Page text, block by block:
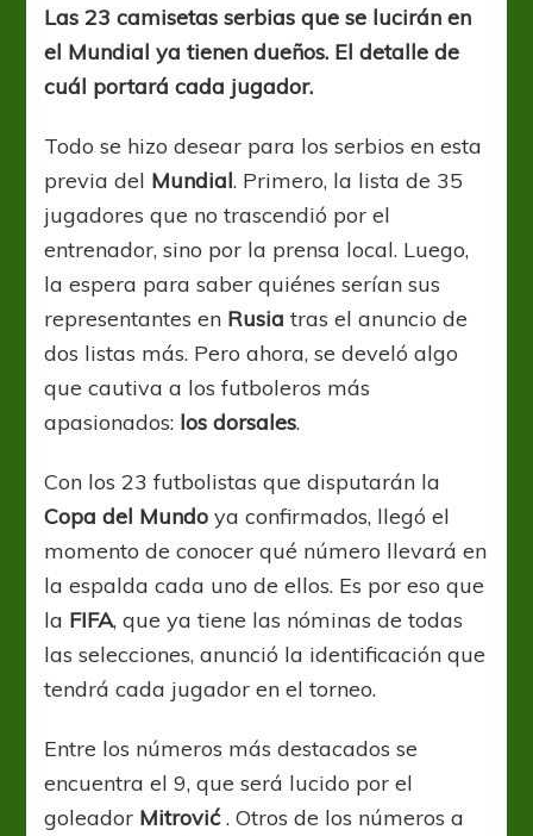
Las 23 camisetas serbias que se lucirán en
el Mundial ya tienen dueños. El detalle de
cuál portará cada jugador.
Todo se hizo desear para los serbios en esta
previa del Mundial. Primero, la lista de 35
jugadores que no trascendió por el
entrenador, sino por la prensa local. Luego,
la espera para saber quiénes serían sus
representantes en Rusia tras el anuncio de
dos listas más. Pero ahora, se develó algo
que cautiva a los futboleros más
apasionados: los dorsales.
Con los 23 futbolistas que disputarán la
Copa del Mundo ya confirmados, llegó el
momento de conocer qué número llevará en
la espalda cada uno de ellos. Es por eso que
la FIFA, que ya tiene las nóminas de todas
las selecciones, anunció la identificación que
tendrá cada jugador en el torneo.
Entre los números más destacados se
encuentra el 9, que será lucido por el
goleador Mitrović. Otros de los números a